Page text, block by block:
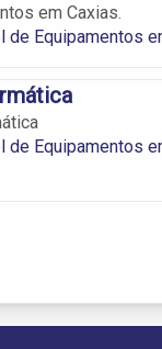
em Caxias.
de Equipamentos
de Equipamentos